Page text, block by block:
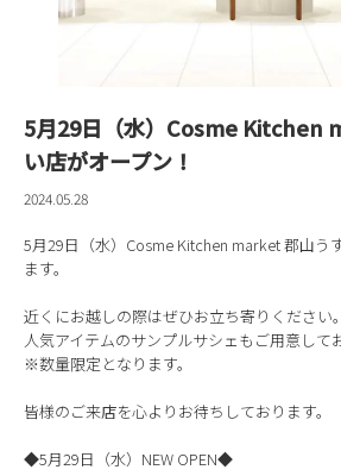
5月29日（水）Cosme Kitchen
い店がオープン！
2024.05.28
5月29日（水）Cosme Kitchen market 郡山う
ます。
近くにお越しの際はぜひお立ち寄りください。
人気アイテムのサンプルサシェもご用意して
※数量限定となります。
皆様のご来店を心よりお待ちしております。
◆5月29日（水）NEW OPEN◆